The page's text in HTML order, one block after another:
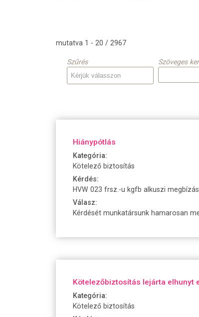
mutatva 1 - 20 / 2967
Szűrés Szöveges
Hiánypótlás
Kategória:
Kötelező biztosítás
Kérdés:
HVW 023 frsz.-u kgfb alkuszi
Válasz:
Kérdését munkatársunk hamarosan
Kötelezőbiztosítás lejárta elhunyt
Kategória:
Kötelező biztosítás